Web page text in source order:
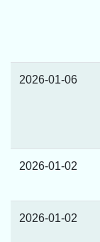
2026-01-06
2026-01-02
2026-01-02